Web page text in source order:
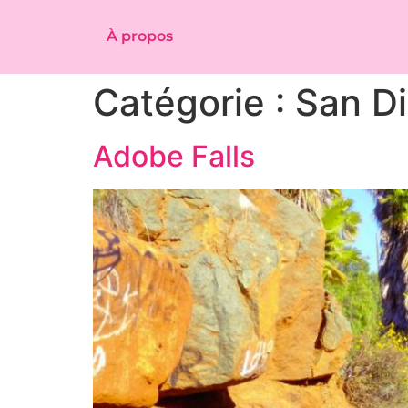
À propos
Catégorie : San
Adobe Falls